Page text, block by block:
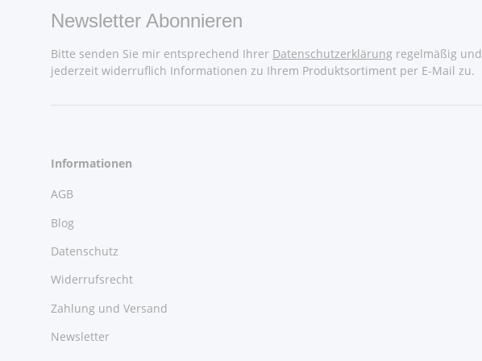
Newsletter Abonnieren
Bitte senden Sie mir entsprechend Ihrer Datenschutzerklärung regelmäßig und
jederzeit widerruflich Informationen zu Ihrem Produktsortiment per E-Mail zu.
Informationen
AGB
Blog
Datenschutz
Widerrufsrecht
Zahlung und Versand
Newsletter